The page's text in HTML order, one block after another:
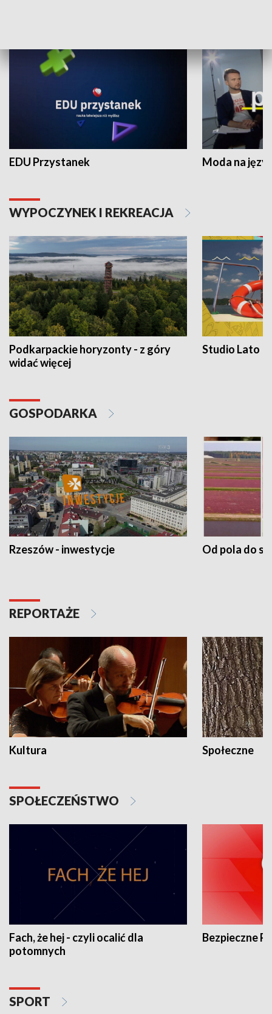
EDU Przystanek Moda na
WYPOCZYNEK I REKREACJA
Podkarpackie horyzonty - z góry
widać więcej
Studio Lato
GOSPODARKA
Rzeszów - inwestycje Od pola do
REPORTAŻE
Kultura Społeczne
SPOŁECZEŃSTWO
Fach, że hej - czyli ocalić dla
potomnych
Bezpieczne
SPORT